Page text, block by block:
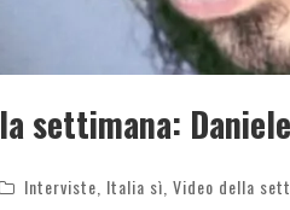
settimana:
Interviste Italia sì Video della